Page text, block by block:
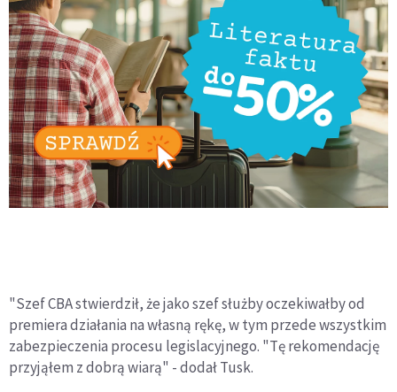
"Szef CBA stwierdził, że jako szef służby oczekiwałby od
premiera działania na własną rękę, w tym przede wszystkim
zabezpieczenia procesu legislacyjnego. "Tę rekomendację
przyjąłem z dobrą wiarą" - dodał Tusk.